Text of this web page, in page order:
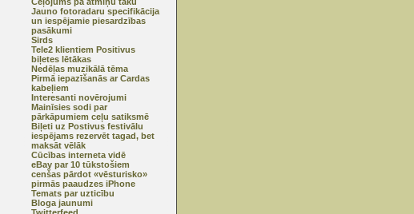
Jauno fotoradaru specifikācija
un iespējamie piesardzības
pasākumi
Sirds
Tele2 klientiem Positivus
biļetes lētākas
Nedēļas muzikālā tēma
Pirmā iepazīšanās ar Cardas
kabeļiem
Interesanti novērojumi
Mainīsies sodi par
pārkāpumiem ceļu satiksmē
Biļeti uz Postivus festivālu
iespējams rezervēt tagad, bet
maksāt vēlāk
Cūcības interneta vidē
eBay par 10 tūkstošiem
cenšas pārdot «vēsturisko»
pirmās paaudzes iPhone
Temats par uzticību
Bloga jaunumi